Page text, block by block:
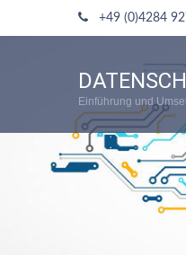
+49 (0)4284
Einführung und